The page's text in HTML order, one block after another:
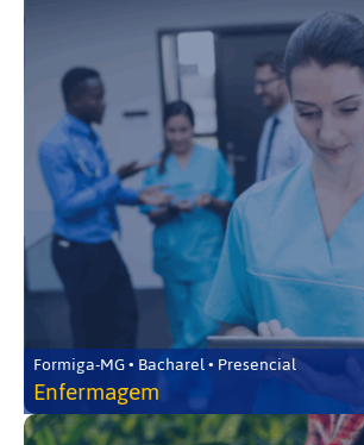
Formiga-MG • Bacharel • Presencial
Enfermagem